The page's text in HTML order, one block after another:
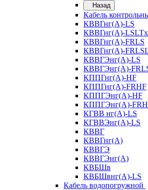
Назад
Кабель
КВВГнг(А)-LS
КВВГнг(А)-LSLTx
КВВГнг(А)-FRLS
КВВГнг(А)-
КВВГЭнг(А)-LS
КВВГЭнг(А)-
КППГнг(А)-HF
КППГнг(А)-FRHF
КППГЭнг(А)-HF
КППГЭнг(А)-
КГВВ нг(А)-LS
КГВВЭнг(А)-LS
КВВГ
КВВГнг(А)
КВВГЭ
КВВГЭнг(А)
КВБШв
КВБШвнг(А)-LS
Кабель водопогружной